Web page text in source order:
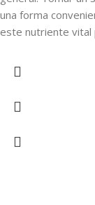
una forma
este nutriente vital